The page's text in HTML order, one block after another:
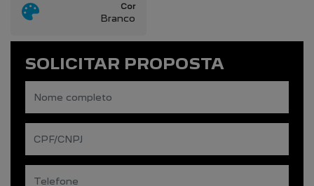
Cor
Branco
SOLICITAR PROPOSTA